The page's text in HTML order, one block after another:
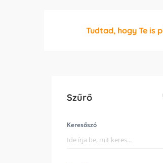
Tudtad, hogy Te is
Szűrő
Keresőszó